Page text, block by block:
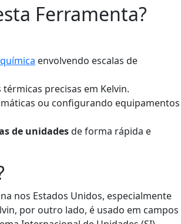
Ferramenta?
química envolvendo escalas de
precisas em Kelvin.
ou configurando equipamentos
de unidadesde forma rápida e
nos Estados Unidos, especialmente
por outro lado, é usado em campos